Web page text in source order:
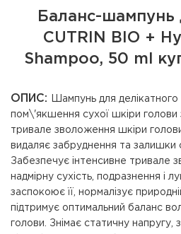
Баланс-шампунь
CUTRIN BIO +
Shampoo, 50 ml
ОПИС:
Шампунь для
пом\'якшення сухої шкіри голови
тривале зволоження шкіри
видаляє забруднення та залишки
Забезпечує інтенсивне тривале
надмірну сухість, подразнення і
заспокоює її, нормалізує
підтримує оптимальний баланс
голови. Знімає статичну